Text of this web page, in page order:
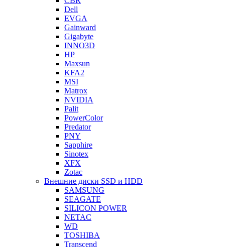
Dell
EVGA
Gainward
Gigabyte
INNO3D
HP
Maxsun
KFA2
MSI
Matrox
NVIDIA
Palit
PowerColor
Predator
PNY
Sapphire
Sinotex
XFX
Zotac
Внешние диски SSD и HDD
SAMSUNG
SEAGATE
SILICON POWER
NETAC
WD
TOSHIBA
Transcend